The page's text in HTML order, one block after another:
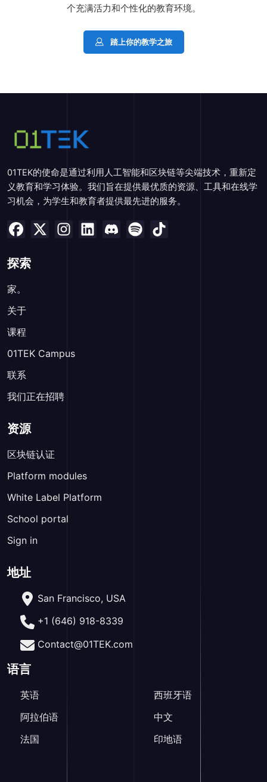
个充满活力和个性化的教育环境。
踏上你的教学之旅
01TEK的使命是通过利用人工智能和区块链等尖端技术，重新定
义教育和学习体验。我们旨在提供最优质的资源、工具和在线学
习机会，为学生和教育者提供最先进的服务。
探索
家。
关于
课程
01TEK Campus
联系
我们正在招聘
资源
区块链认证
Platform modules
White Label Platform
School portal
Sign in
地址
San Francisco, USA
+1 (646) 918-8339
Contact@01TEK.com
语言
英语
阿拉伯语
法国
西班牙语
中文
印地语